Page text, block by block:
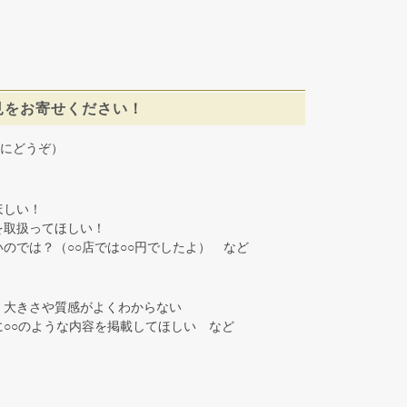
お寄せください！
どうぞ）
い！
扱ってほしい！
では？（○○店では○○円でしたよ） など
きさや質感がよくわからない
のような内容を掲載してほしい など